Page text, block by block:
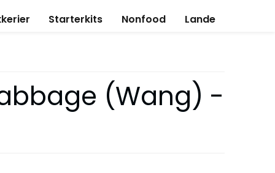
Starterkits Nonfood Lande
(Wang) -